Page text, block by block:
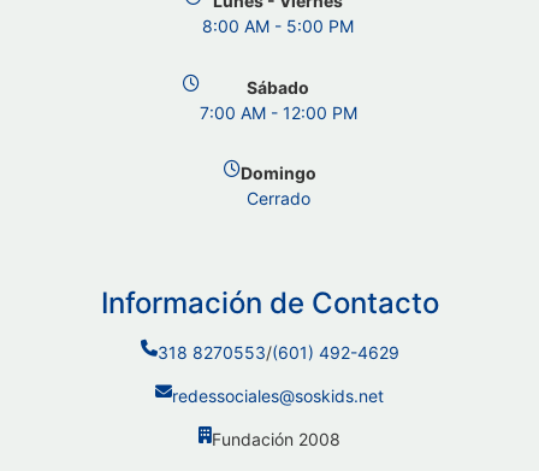
8:00 AM - 5:00 PM
Sábado
7:00 AM - 12:00 PM
Domingo
Cerrado
Información de Contacto
318 8270553/(601) 492-4629
redessociales@soskids.net
Fundación 2008